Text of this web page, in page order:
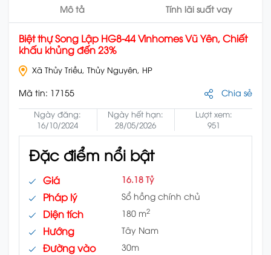
Mô tả Tính lãi suất vay
Biệt thự Song Lập HG8-44 Vinhomes Vũ Yên, Chiết
khấu khủng đến 23%
Xã Thủy Triều, Thủy Nguyên, HP
Mã tin: 17155 Chia sẻ
Ngày đăng:
16/10/2024
Ngày hết hạn:
28/05/2026
Lượt xem:
951
Đặc điểm nổi bật
Giá 16.18 Tỷ
Pháp lý Sổ hồng chính chủ
Diện tích 180 m2
Hướng Tây Nam
Đường vào 30m